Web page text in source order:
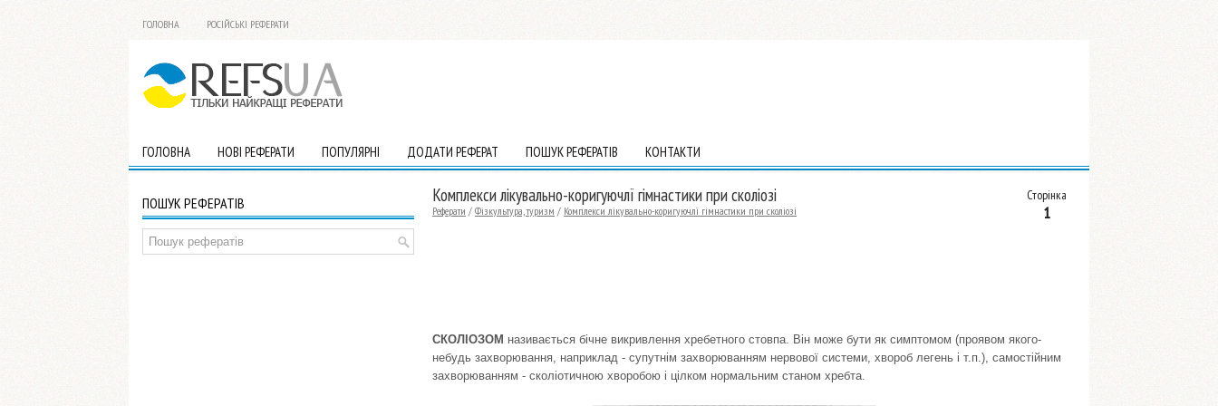
ГОЛОВНА РОСІЙСЬКІ РЕФЕРАТИ
ГОЛОВНА НОВІ РЕФЕРАТИ ПОПУЛЯРНІ ДОДАТИ РЕФЕРАТ ПОШУК РЕФЕРАТІВ КОНТАКТИ
Сторінка
1
Комплекси лікувально-коригуючлї гімнастики при сколіозі
Реферати / Фізкультура, туризм / Комплекси лікувально-коригуючлї гімнастики при сколіозі
СКОЛІОЗОМ називається бічне викривлення хребетного стовпа. Він може бути як симптомом (проявом якого-
небудь захворювання, наприклад - супутнім захворюванням нервової системи, хвороб легень і т.п.), самостійним
захворюванням - сколіотичною хворобою і цілком нормальним станом хребта.
ПОШУК РЕФЕРАТІВ